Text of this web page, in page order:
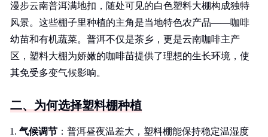
漫步云南普洱满地扣，随处可见的白色塑料大棚构成独特
风景。这些棚子里种植的主角是当地特色农产品——咖啡
幼苗和有机蔬菜。普洱不仅是茶乡，更是云南咖啡主产
区，塑料大棚为娇嫩的咖啡苗提供了理想的生长环境，使
其免受多变气候影响。
二、为何选择塑料棚种植
气候调节 ：普洱昼夜温差大，塑料棚能保持稳定温湿度